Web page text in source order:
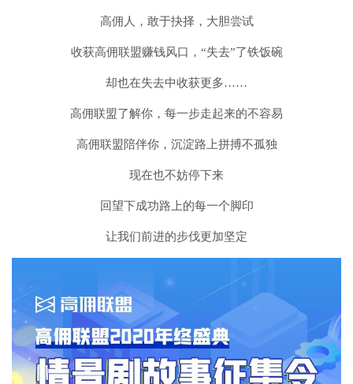
高佣人，敢于抉择，大胆尝试
收获高佣联盟赚钱风口，“失去”了铁饭碗
却也在失去中收获更多……
高佣联盟了解你，每一步走起来的不容易
高佣联盟陪伴你，沉淀路上拼搏不孤独
现在也不妨停下来
回望下成功路上的每一个脚印
让我们前进的步伐更加坚定